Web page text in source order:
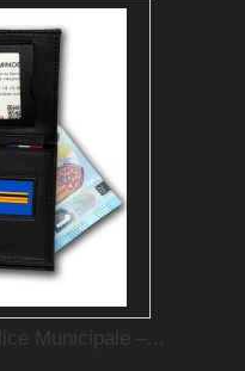
Municipale –...